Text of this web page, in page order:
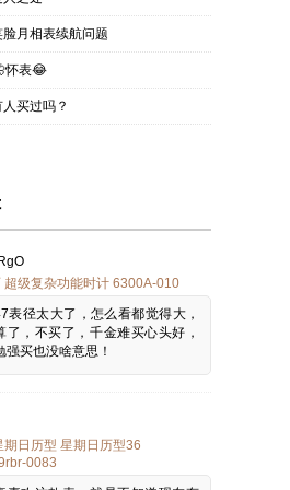
月相表续航问题
怀表😂
买过吗？
超级复杂功能时计 6300A-010
表径太大了，怎么看都觉得大，
了，不买了，千金难买心头好，
强买也没啥意思！
期日历型 星期日历型36
0083